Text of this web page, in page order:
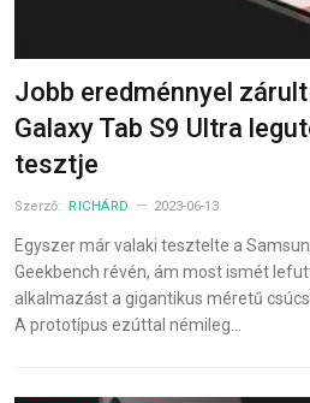
Jobb eredménnyel
Galaxy Tab S9 Ultra
tesztje
Szerző: RICHÁRD 2023-06-13
Egyszer már valaki tesztelte a
Geekbench révén, ám most ismét
alkalmazást a gigantikus méretű
A prototípus ezúttal némileg…